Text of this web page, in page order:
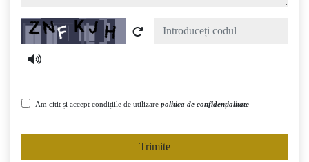
Captcha
Am citit și accept condițiile de utilizare politica de confidențialitate
Trimite